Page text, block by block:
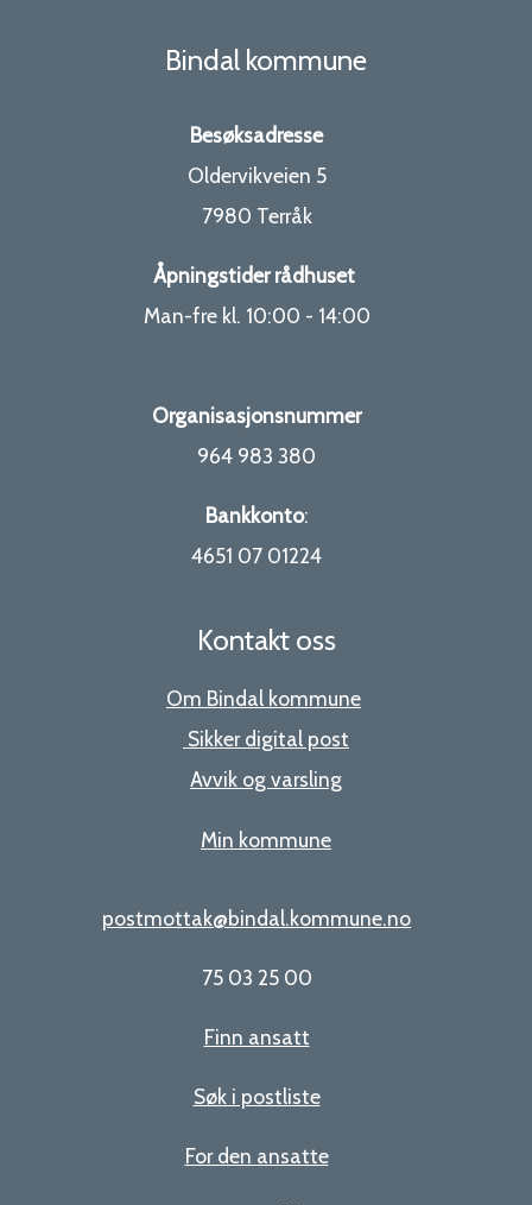
Bindal kommune
Besøksadresse
Oldervikveien 5
7980 Terråk
Åpningstider rådhuset
Man-fre kl. 10:00 - 14:00
Organisasjonsnummer
964 983 380
Bankkonto:
4651 07 01224
Kontakt oss
Om Bindal kommune
Sikker digital post
Avvik og varsling
Min kommune
postmottak@bindal.kommune.no
75 03 25 00
Finn ansatt
Søk i postliste
For den ansatte